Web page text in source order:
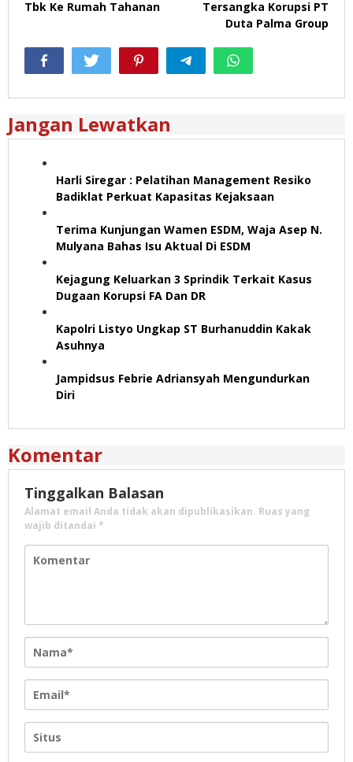
Tbk Ke Rumah Tahanan
Tersangka Korupsi PT
Duta Palma Group
Jangan Lewatkan
Harli Siregar : Pelatihan Management Resiko
Badiklat Perkuat Kapasitas Kejaksaan
Terima Kunjungan Wamen ESDM, Waja Asep N.
Mulyana Bahas Isu Aktual Di ESDM
Kejagung Keluarkan 3 Sprindik Terkait Kasus
Dugaan Korupsi FA Dan DR
Kapolri Listyo Ungkap ST Burhanuddin Kakak
Asuhnya
Jampidsus Febrie Adriansyah Mengundurkan
Diri
Komentar
Tinggalkan Balasan
Alamat email Anda tidak akan dipublikasikan. Ruas yang
wajib ditandai *